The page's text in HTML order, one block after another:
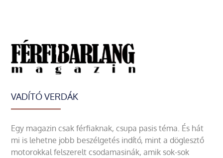
VADÍTÓ VERDÁK
Egy magazin csak férfiaknak, csupa pasis téma. És hát
mi is lehetne jobb beszélgetés indító, mint a döglesztő
motorokkal felszerelt csodamasinák, amik sok-sok